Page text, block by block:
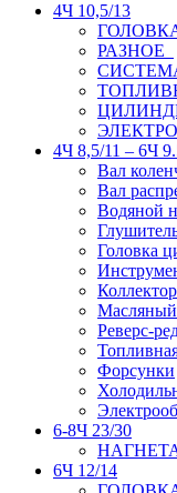
4Ч 10,5/13
РАЗНОЕ
4Ч 8,5/11 – 6Ч
Вал
Вал
Водяной
Головка
Масляный
Реверс-
Форсунки
6-8Ч 23/30
6Ч 12/14